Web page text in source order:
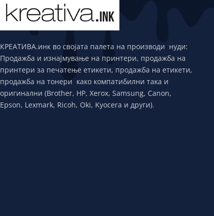
КРЕАТИВА.инк во својата палета на производи нуди:
Продажба и изнајмување на принтери, продажба на
принтери за печатење етикети, продажба на етикети,
продажба на тонери како компатибилни така и
оригинални (Brother, HP, Xerox, Samsung, Canon,
Epson, Lexmark, Ricoh, Oki, Kyocera и други).